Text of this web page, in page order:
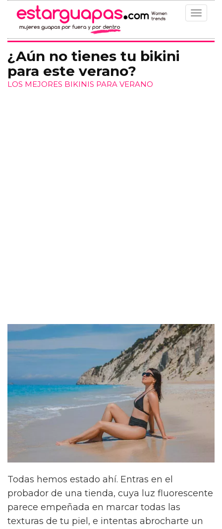
Toggle
¿Aún no tienes tu bikini
para este verano?
LOS MEJORES BIKINIS PARA VERANO
Todas hemos estado ahí. Entras en el
probador de una tienda, cuya luz fluorescente
parece empeñada en marcar todas las
texturas de tu piel, e intentas abrocharte un